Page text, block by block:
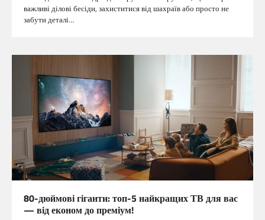
важливі ділові бесіди, захиститися від шахраїв або просто не
забути деталі…
80-дюймові гіганти: топ-5 найкращих ТВ для вас
— від економ до преміум!